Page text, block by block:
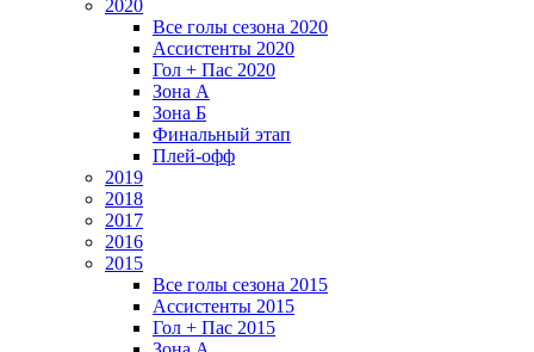
2020
Все голы сезона 2020
Ассистенты 2020
Гол + Пас 2020
Зона А
Зона Б
Финальный этап
Плей-офф
2019
2018
2017
2016
2015
Все голы сезона 2015
Ассистенты 2015
Гол + Пас 2015